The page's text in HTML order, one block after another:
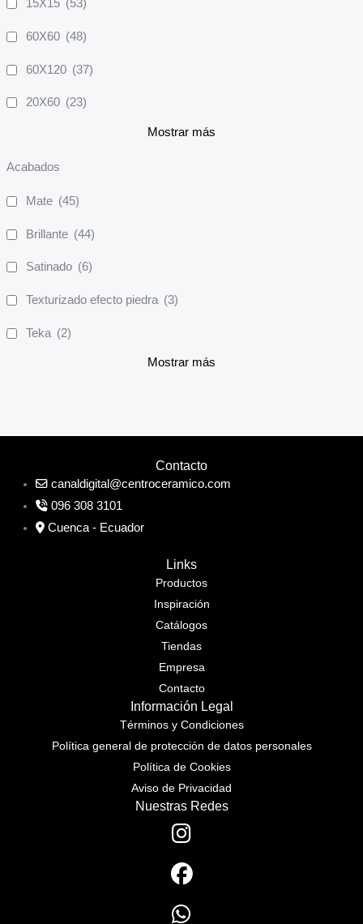
15X15 (53)
60X60 (48)
60X120 (37)
20X60 (23)
Mostrar más
Acabados
Mate (45)
Brillante (44)
Satinado (6)
Texturizado efecto piedra (3)
Teka (2)
Mostrar más
Contacto
canaldigital@centroceramico.com
096 308 3101
Cuenca - Ecuador
Links
Productos
Inspiración
Catálogos
Tiendas
Empresa
Contacto
Información Legal
Términos y Condiciones
Política general de protección de datos personales
Política de Cookies
Aviso de Privacidad
Nuestras Redes